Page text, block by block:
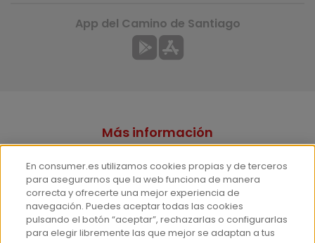
Más información
Hemeroteca
Contacto
Prensa
App del Camino de Santiago
En consumer.es utilizamos cookies propias y de terceros
para asegurarnos que la web funciona de manera
correcta y ofrecerte una mejor experiencia de
navegación. Puedes aceptar todas las cookies
pulsando el botón “aceptar”, rechazarlas o configurarlas
para elegir libremente las que mejor se adaptan a tus